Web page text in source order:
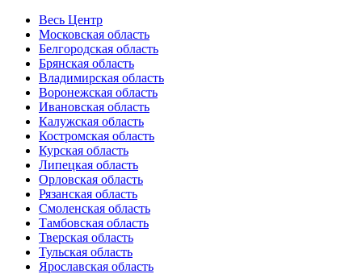
Весь Центр
Московская область
Белгородская область
Брянская область
Владимирская область
Воронежская область
Ивановская область
Калужская область
Костромская область
Курская область
Липецкая область
Орловская область
Рязанская область
Смоленская область
Тамбовская область
Тверская область
Тульская область
Ярославская область